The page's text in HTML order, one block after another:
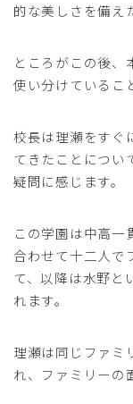
的な美しさを備え
ところがこの後、
使い分けているこ
校長は理瀬をすぐ
てきたことについ
疑問に感じます。
この学園は中高一
合わせて十二人で
て、以降は水野と
れます。
理瀬は同じファミ
れ、ファミリーの